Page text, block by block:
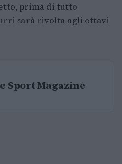
prima di tutto
sarà rivolta agli ottavi
Sport Magazine